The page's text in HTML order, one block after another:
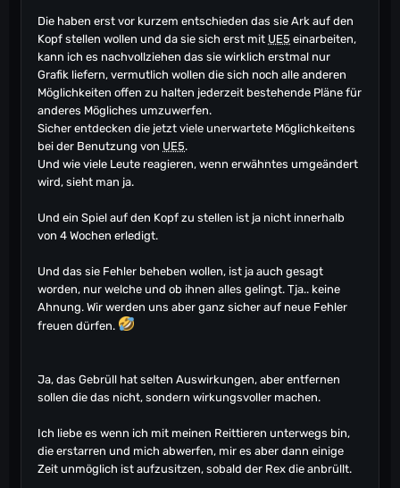
Die haben erst vor kurzem entschieden das sie Ark auf den
Kopf stellen wollen und da sie sich erst mit UE5 einarbeiten,
kann ich es nachvollziehen das sie wirklich erstmal nur
Grafik liefern, vermutlich wollen die sich noch alle anderen
Möglichkeiten offen zu halten jederzeit bestehende Pläne für
anderes Mögliches umzuwerfen.
Sicher entdecken die jetzt viele unerwartete Möglichkeitens
bei der Benutzung von UE5.
Und wie viele Leute reagieren, wenn erwähntes umgeändert
wird, sieht man ja.
Und ein Spiel auf den Kopf zu stellen ist ja nicht innerhalb
von 4 Wochen erledigt.
Und das sie Fehler beheben wollen, ist ja auch gesagt
worden, nur welche und ob ihnen alles gelingt. Tja.. keine
Ahnung. Wir werden uns aber ganz sicher auf neue Fehler
freuen dürfen.
Ja, das Gebrüll hat selten Auswirkungen, aber entfernen
sollen die das nicht, sondern wirkungsvoller machen.
Ich liebe es wenn ich mit meinen Reittieren unterwegs bin,
die erstarren und mich abwerfen, mir es aber dann einige
Zeit unmöglich ist aufzusitzen, sobald der Rex die anbrüllt.